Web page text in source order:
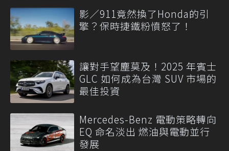
影／911竟然換了Honda的引
擎？保時捷鐵粉憤怒了！
讓對手望塵莫及！2025 年賓士
GLC 如何成為台灣 SUV 市場的
最佳投資
Mercedes-Benz 電動策略轉向
EQ 命名淡出 燃油與電動並行
發展